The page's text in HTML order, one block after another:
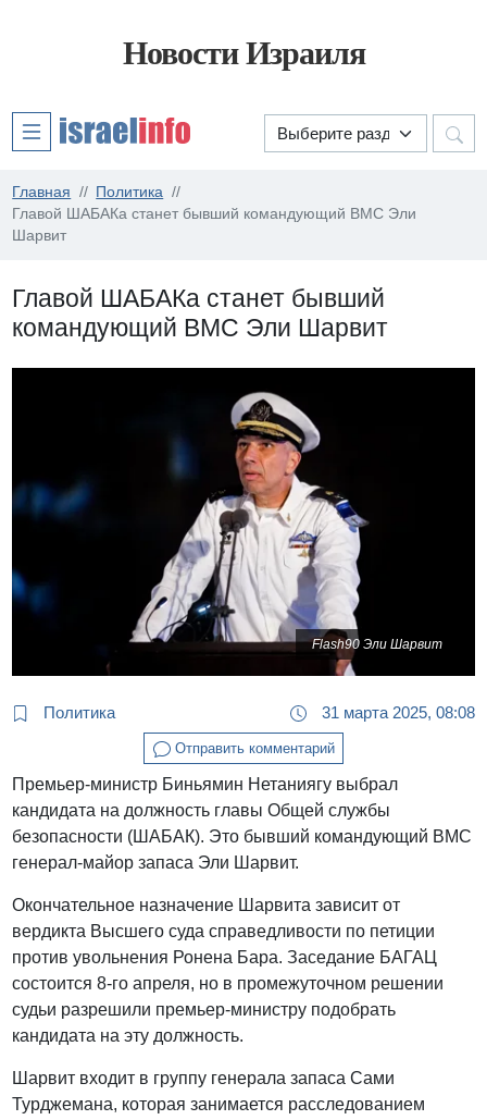
Новости Израиля
Главная
Политика
Главой ШАБАКа станет бывший командующий ВМС Эли
Шарвит
Главой ШАБАКа станет бывший
командующий ВМС Эли Шарвит
Flash90 Эли Шарвит
Политика 31 марта 2025, 08:08
Отправить комментарий
Премьер-министр Биньямин Нетаниягу выбрал
кандидата на должность главы Общей службы
безопасности (ШАБАК). Это бывший командующий ВМС
генерал-майор запаса Эли Шарвит.
Окончательное назначение Шарвита зависит от
вердикта Высшего суда справедливости по петиции
против увольнения Ронена Бара. Заседание БАГАЦ
состоится 8-го апреля, но в промежуточном решении
судьи разрешили премьер-министру подобрать
кандидата на эту должность.
Шарвит входит в группу генерала запаса Сами
Турджемана, которая занимается расследованием